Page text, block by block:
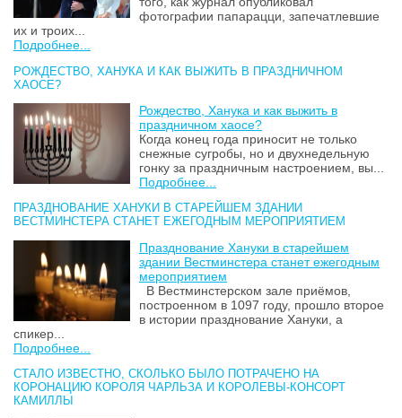
фотографии папарацци, запечатлевшие
их и троих...
Подробнее...
РОЖДЕСТВО, ХАНУКА И КАК ВЫЖИТЬ В ПРАЗДНИЧНОМ
ХАОСЕ?
Рождество, Ханука и как выжить в
праздничном хаосе?
Когда конец года приносит не только
снежные сугробы, но и двухнедельную
гонку за праздничным настроением, вы...
Подробнее...
ПРАЗДНОВАНИЕ ХАНУКИ В СТАРЕЙШЕМ ЗДАНИИ
ВЕСТМИНСТЕРА СТАНЕТ ЕЖЕГОДНЫМ МЕРОПРИЯТИЕМ
Празднование Хануки в старейшем
здании Вестминстера станет ежегодным
мероприятием
В Вестминстерском зале приёмов,
построенном в 1097 году, прошло второе
в истории празднование Хануки, а
спикер...
Подробнее...
СТАЛО ИЗВЕСТНО, СКОЛЬКО БЫЛО ПОТРАЧЕНО НА
КОРОНАЦИЮ КОРОЛЯ ЧАРЛЬЗА И КОРОЛЕВЫ-КОНСОРТ
КАМИЛЛЫ